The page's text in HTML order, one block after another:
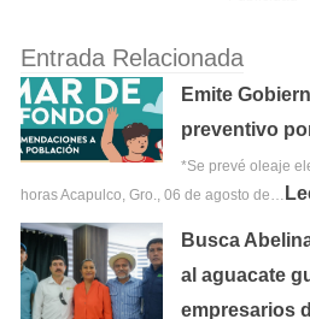
Entrada Relacionada
Emite
preventivo
*Se prevé oleaje
horas Acapulco, Gro., 06 de agosto de…
Busca
al aguacate
empresarios